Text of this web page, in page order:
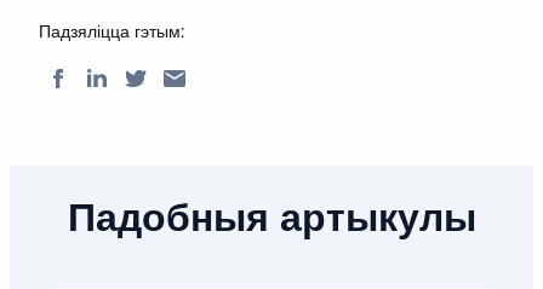
Падзяліцца гэтым:
Падобныя артыкулы